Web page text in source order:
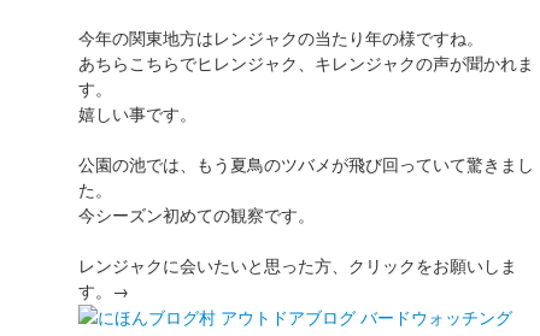
今年の関東地方はレンジャクの当たり年の様ですね。
あちらこちらでヒレンジャク、キレンジャクの声が聞かれま
す。
嬉しい事です。
公園の池では、もう夏鳥のツバメが飛び回っていて驚きまし
た。
今シーズン初めての観察です。
レンジャクに会いたいと思った方、クリックをお願いしま
す。→